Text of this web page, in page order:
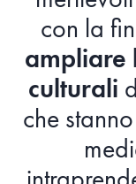
con la
ampliare
culturali
che